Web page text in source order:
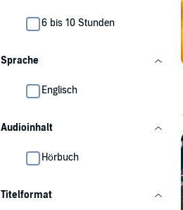
6 bis 10 Stunden
Sprache
Englisch
Audioinhalt
Hörbuch
Titelformat